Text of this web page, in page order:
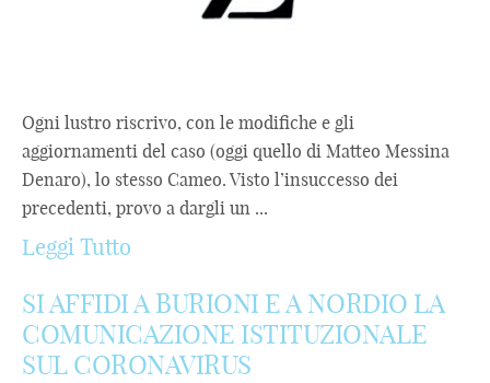
Ogni lustro riscrivo, con le modifiche e gli
aggiornamenti del caso (oggi quello di Matteo Messina
Denaro), lo stesso Cameo. Visto l’insuccesso dei
precedenti, provo a dargli un ...
Leggi Tutto
SI AFFIDI A BURIONI E A NORDIO LA
COMUNICAZIONE ISTITUZIONALE
SUL CORONAVIRUS